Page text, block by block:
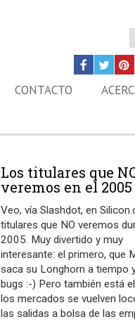
CONTACTO
Los titulares que
veremos en el 2005
Veo, vía Slashdot, en
titulares que NO veremos
2005. Muy divertido y muy
interesante: el primero, que
saca su Longhorn a tiempo
bugs :-) Pero también está
los mercados se vuelven
las salidas a bolsa de las